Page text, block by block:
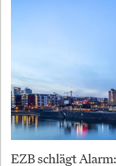
EZB schlägt